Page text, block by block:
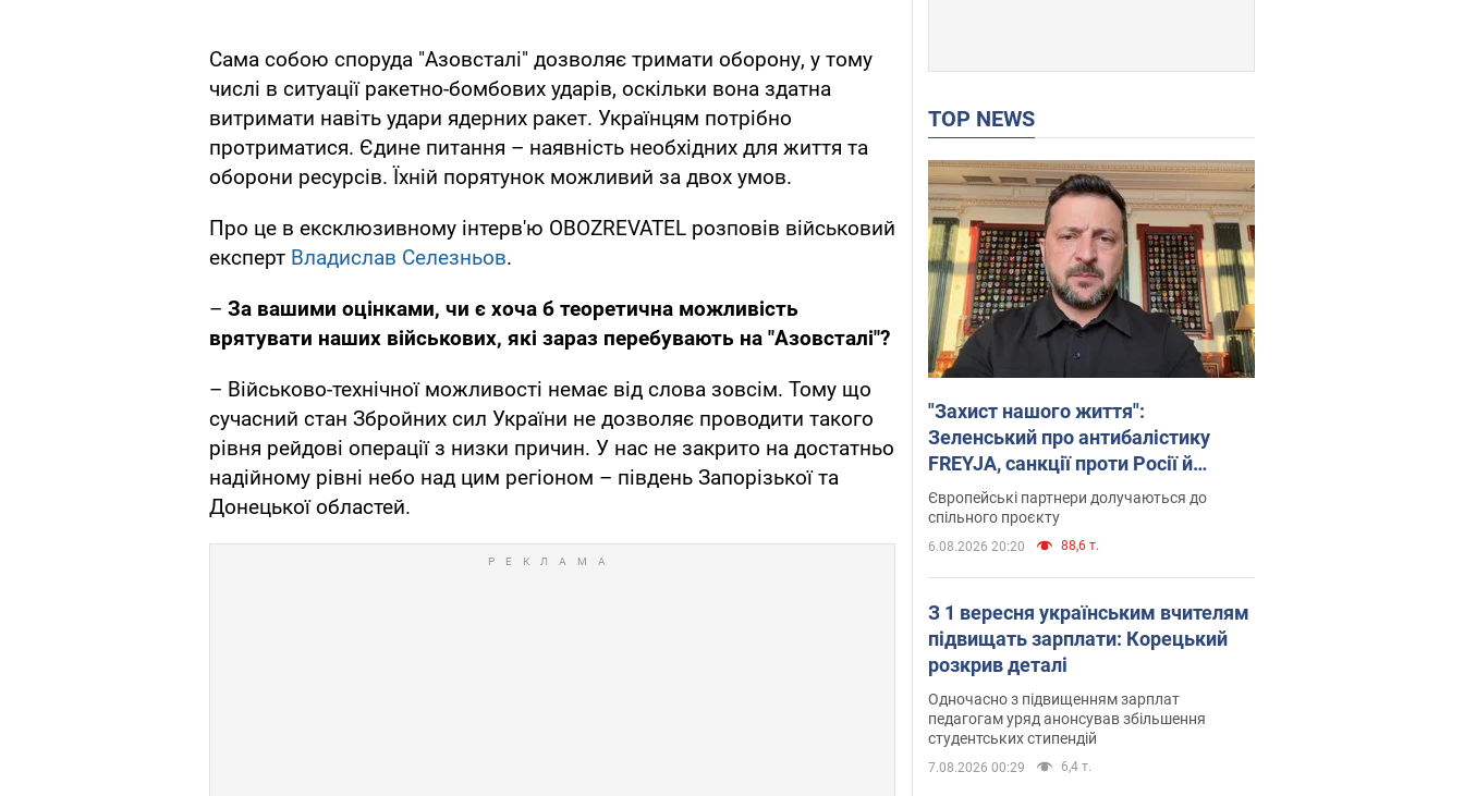
Сама собою споруда "Азовсталі" дозволяє тримати оборону, у тому
числі в ситуації ракетно-бомбових ударів, оскільки вона здатна
витримати навіть удари ядерних ракет. Українцям потрібно
протриматися. Єдине питання – наявність необхідних для життя та
оборони ресурсів. Їхній порятунок можливий за двох умов.
Про це в ексклюзивному інтерв'ю OBOZREVATEL розповів військовий
експерт Владислав Селезньов.
– За вашими оцінками, чи є хоча б теоретична можливість
врятувати наших військових, які зараз перебувають на "Азовсталі"?
– Військово-технічної можливості немає від слова зовсім. Тому що
сучасний стан Збройних сил України не дозволяє проводити такого
рівня рейдові операції з низки причин. У нас не закрито на достатньо
надійному рівні небо над цим регіоном – південь Запорізької та
Донецької областей.
TOP NEWS
"Захист нашого життя":
Зеленський про антибалістику
FREYJA, санкції проти Росії й
підтримку аграріїв. Відео
Європейські партнери долучаються до
спільного проєкту
6.08.2026 20:20 88,6 т.
З 1 вересня українським вчителям
підвищать зарплати: Корецький
розкрив деталі
Одночасно з підвищенням зарплат
педагогам уряд анонсував збільшення
студентських стипендій
7.08.2026 00:29 6,4 т.